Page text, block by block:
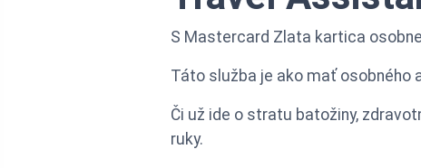
S Mastercard Zlata kartica
Táto služba je ako mať osobného
Či už ide o stratu batožiny,
ruky.